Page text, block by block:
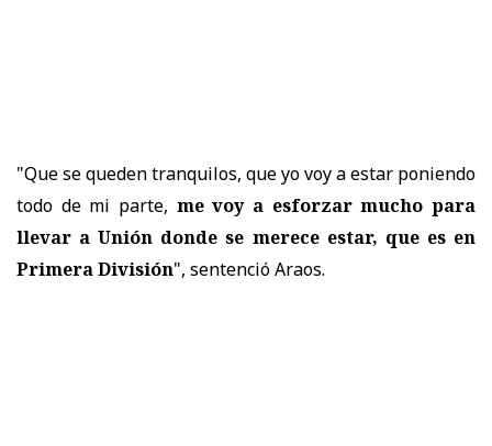
"Que se queden tranquilos, que yo voy a estar poniendo
todo de mi parte, me voy a esforzar mucho para
llevar a Unión donde se merece estar, que es en
Primera División", sentenció Araos.